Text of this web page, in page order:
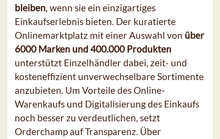
bleiben, wenn sie ein einzigartiges
Einkaufserlebnis bieten. Der kuratierte
Onlinemarktplatz mit einer Auswahl von über
6000 Marken und 400.000 Produkten
unterstützt Einzelhändler dabei, zeit- und
kosteneffizient unverwechselbare Sortimente
anzubieten. Um Vorteile des Online-
Warenkaufs und Digitalisierung des Einkaufs
noch besser zu verdeutlichen, setzt
Orderchamp auf Transparenz. Über